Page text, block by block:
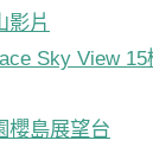
影片
Sky View
櫻島展望台